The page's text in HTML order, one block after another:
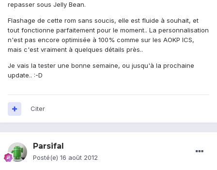
repasser sous Jelly Bean.
Flashage de cette rom sans soucis, elle est fluide à souhait, et
tout fonctionne parfaitement pour le moment.. La personnalisation
n'est pas encore optimisée à 100% comme sur les AOKP ICS,
mais c'est vraiment à quelques détails près..
Je vais la tester une bonne semaine, ou jusqu'à la prochaine
update.. :-D
Citer
Parsifal
Posté(e) 16 août 2012